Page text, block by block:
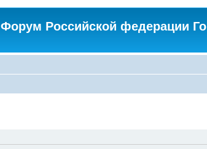
Форум Российской федерации Го